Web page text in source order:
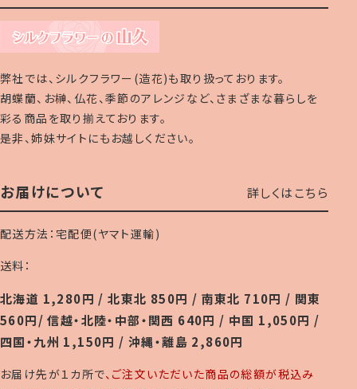
弊社では、シルクフラワー(造花)も取り扱っております。
胡蝶蘭、お榊、仏花、季節のアレンジなど、さまざまな暮らしを
彩る商品を取り揃えております。
是非、姉妹サイトにもお越しください。
お届けについて 詳しくはこちら
配送方法：宅配便(ヤマト運輸)
送料：
北海道 1,280円 / 北東北 850円 / 南東北 710円 / 関東
560円/ 信越・北陸・中部・関西 640円 / 中国 1,050円 /
四国・九州 1,150円 / 沖縄・離島 2,860円
お届け先が１カ所で、ご注文いただいた商品の総額が税込み